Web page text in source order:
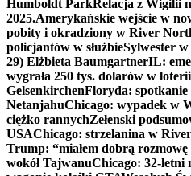
Humboldt ParkRelacja z Wigilii
2025.Amerykańskie wejście w
pobity i okradziony w River
policjantów w służbieSylwester
29) Elżbieta BaumgartnerIL:
wygrała 250 tys. dolarów w loterii
GelsenkirchenFloryda:
NetanjahuChicago: wypadek w
ciężko rannychZełenski
USAChicago: strzelanina w
Trump: “miałem dobrą rozmowę
wokół TajwanuChicago: 32-letni